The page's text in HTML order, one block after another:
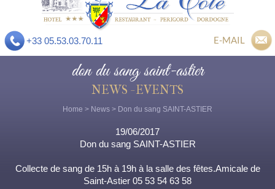
+33 05.53.03.70.11 E-MAIL
don du sang saint-astier
NEWS - EVENTS
Home > News > Don du sang SAINT-ASTIER
19/06/2017
Don du sang SAINT-ASTIER
Collecte de sang de 15h à 19h à la salle des fêtes.Amicale de
Saint-Astier 05 53 54 63 58